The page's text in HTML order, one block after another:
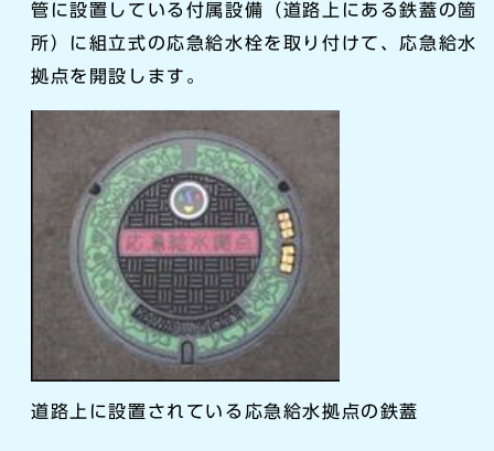
管に設置している付属設備（道路上にある鉄蓋の箇
所）に組立式の応急給水栓を取り付けて、応急給水
拠点を開設します。
道路上に設置されている応急給水拠点の鉄蓋